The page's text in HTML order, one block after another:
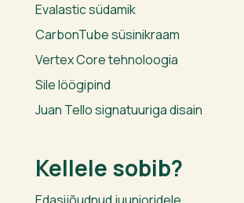
Evalastic südamik
CarbonTube süsinikraam
Vertex Core tehnoloogia
Sile löögipind
Juan Tello signatuuriga disain
Kellele sobib?